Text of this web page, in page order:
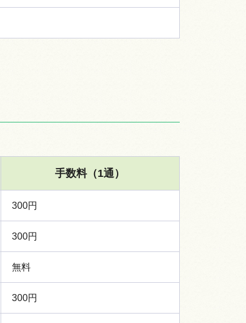
手数料（1通）
300円
300円
無料
300円